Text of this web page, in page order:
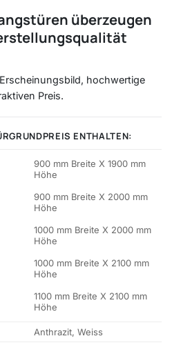
überzeugen
hochwertige
Preis.
ENTHALTEN:
900 mm Breite X 1900 mm
Höhe
900 mm Breite X 2000 mm
Höhe
1000 mm Breite X 2000 mm
Höhe
1000 mm Breite X 2100 mm
Höhe
1100 mm Breite X 2100 mm
Höhe
Anthrazit, Weiss